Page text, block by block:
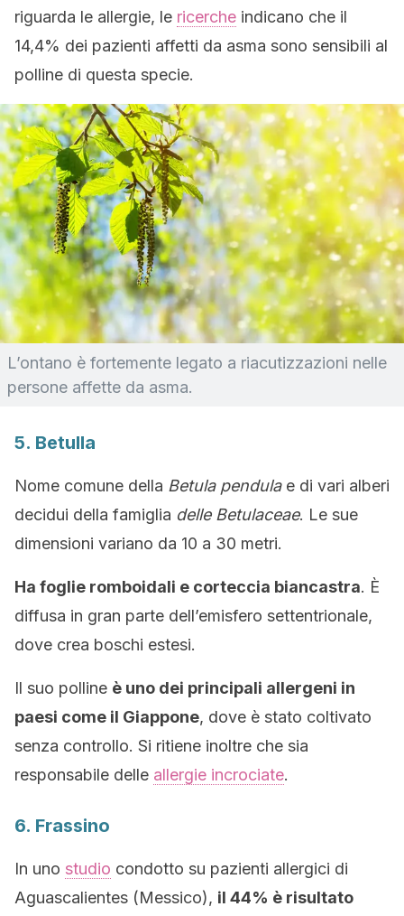
riguarda le allergie, le ricerche indicano che il
14,4% dei pazienti affetti da asma sono sensibili al
polline di questa specie.
L’ontano è fortemente legato a riacutizzazioni nelle
persone affette da asma.
5. Betulla
Nome comune della Betula pendulae di vari alberi
decidui della famiglia delle Betulaceae. Le sue
dimensioni variano da 10 a 30 metri.
Ha foglie romboidali e corteccia biancastra. È
diffusa in gran parte dell’emisfero settentrionale,
dove crea boschi estesi.
Il suo polline è uno dei principali allergeni in
paesi come il Giappone, dove è stato coltivato
senza controllo. Si ritiene inoltre che sia
responsabile delle allergie incrociate.
6. Frassino
In uno studio condotto su pazienti allergici di
Aguascalientes (Messico), il 44% è risultato